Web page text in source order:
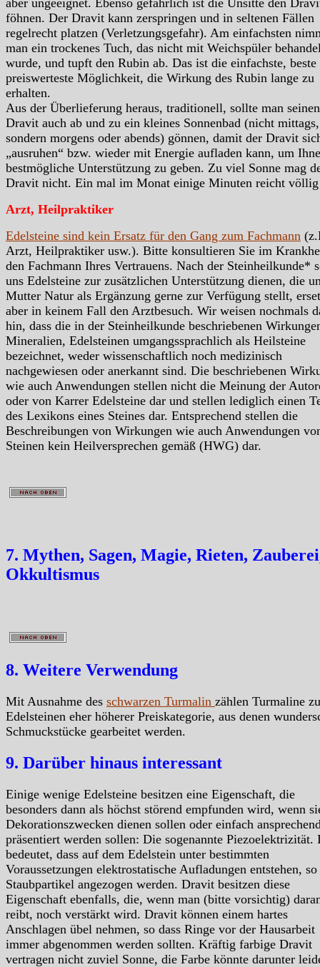
aber ungeeignet. Ebenso gefährlich ist die Unsitte den
föhnen. Der Dravit kann zerspringen und in seltenen Fällen
regelrecht platzen (Verletzungsgefahr). Am einfachsten
man ein trockenes Tuch, das nicht mit Weichspüler
wurde, und tupft den Rubin ab. Das ist die einfachste, beste
preiswerteste Möglichkeit, die Wirkung des Rubin lange zu
erhalten.
Aus der Überlieferung heraus, traditionell, sollte man seinen
Dravit auch ab und zu ein kleines Sonnenbad (nicht mittags,
sondern morgens oder abends) gönnen, damit der Dravit
„ausruhen“ bzw. wieder mit Energie aufladen kann, um
bestmögliche Unterstützung zu geben. Zu viel Sonne mag
Dravit nicht. Ein mal im Monat einige Minuten reicht völlig
Arzt, Heilpraktiker
Edelsteine sind kein Ersatz für den Gang zum Fachmann
Arzt, Heilpraktiker usw.). Bitte konsultieren Sie im
den Fachmann Ihres Vertrauens. Nach der Steinheilkunde*
uns Edelsteine zur zusätzlichen Unterstützung dienen, die
Mutter Natur als Ergänzung gerne zur Verfügung stellt,
aber in keinem Fall den Arztbesuch. Wir weisen nochmals
hin, dass die in der Steinheilkunde beschriebenen
Mineralien, Edelsteinen umgangssprachlich als Heilsteine
bezeichnet, weder wissenschaftlich noch medizinisch
nachgewiesen oder anerkannt sind. Die beschriebenen
wie auch Anwendungen stellen nicht die Meinung der
oder von Karrer Edelsteine dar und stellen lediglich einen
des Lexikons eines Steines dar. Entsprechend stellen die
Beschreibungen von Wirkungen wie auch Anwendungen
Steinen kein Heilversprechen gemäß (HWG) dar.
7. Mythen, Sagen, Magie, Rieten,
Okkultismus
8. Weitere Verwendung
Mit Ausnahme des schwarzen Turmalin zählen Turmaline
Edelsteinen eher höherer Preiskategorie, aus denen
Schmuckstücke gearbeitet werden.
9. Darüber hinaus interessant
Einige wenige Edelsteine besitzen eine Eigenschaft, die
besonders dann als höchst störend empfunden wird, wenn
Dekorationszwecken dienen sollen oder einfach
präsentiert werden sollen: Die sogenannte Piezoelektrizität.
bedeutet, dass auf dem Edelstein unter bestimmten
Voraussetzungen elektrostatische Aufladungen entstehen, so
Staubpartikel angezogen werden. Dravit besitzen diese
Eigenschaft ebenfalls, die, wenn man (bitte vorsichtig)
reibt, noch verstärkt wird. Dravit können einem hartes
Anschlagen übel nehmen, so dass Ringe vor der Hausarbeit
immer abgenommen werden sollten. Kräftig farbige Dravit
vertragen nicht zuviel Sonne, die Farbe könnte darunter